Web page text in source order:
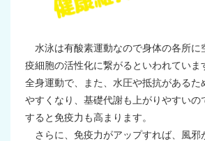
水泳は有酸素運動なので身体の各所に
疫細胞の活性化に繋がるといわれていま
全身運動で、また、水圧や抵抗があるた
やすくなり、基礎代謝も上がりやすいの
すると免疫力も高まります。
さらに、免疫力がアップすれば、風邪